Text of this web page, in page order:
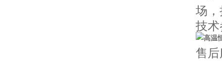
场
技
售